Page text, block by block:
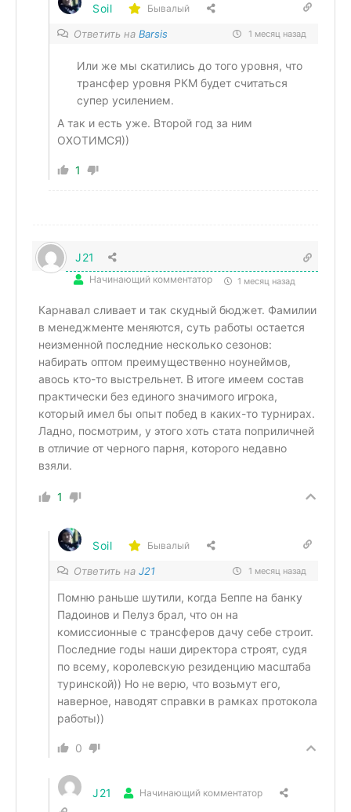
Soil Бывалый
Ответить на Barsis 1 месяц назад
Или же мы скатились до того уровня, что
трансфер уровня РКМ будет считаться
супер усилением.
А так и есть уже. Второй год за ним
ОХОТИМСЯ))
1
J21
Начинающий комментатор 1 месяц назад
Карнавал сливает и так скудный бюджет. Фамилии
в менеджменте меняются, суть работы остается
неизменной последние несколько сезонов:
набирать оптом преимущественно ноунеймов,
авось кто-то выстрельнет. В итоге имеем состав
практически без единого значимого игрока,
который имел бы опыт побед в каких-то турнирах.
Ладно, посмотрим, у этого хоть стата поприличней
в отличие от черного парня, которого недавно
взяли.
1
Soil Бывалый
Ответить на J21 1 месяц назад
Помню раньше шутили, когда Беппе на банку
Падоинов и Пелуз брал, что он на
комиссионные с трансферов дачу себе строит.
Последние годы наши директора строят, судя
по всему, королевскую резиденцию масштаба
туринской)) Но не верю, что возьмут его,
наверное, наводят справки в рамках протокола
работы))
0
J21 Начинающий комментатор